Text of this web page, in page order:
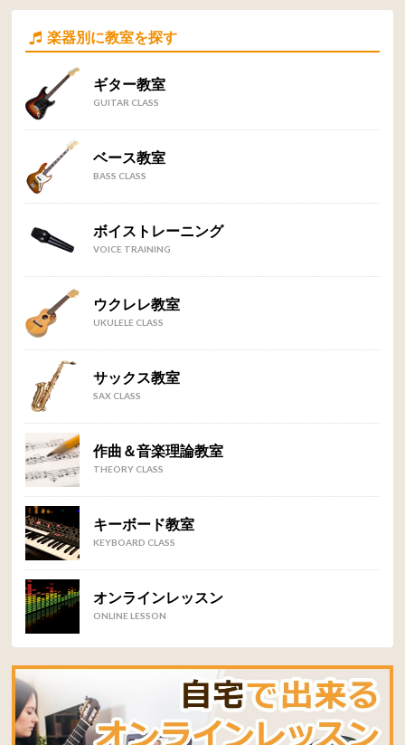
楽器別に教室を探す
ギター教室
GUITAR CLASS
ベース教室
BASS CLASS
ボイストレーニング
VOICE TRAINING
ウクレレ教室
UKULELE CLASS
サックス教室
SAX CLASS
作曲＆音楽理論教室
THEORY CLASS
キーボード教室
KEYBOARD CLASS
オンラインレッスン
ONLINE LESSON